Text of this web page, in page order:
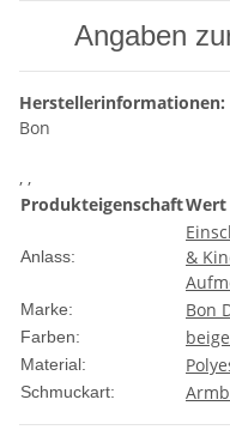
Angaben
Herstellerinformationen:
Bon
, ,
ProdukteigenschaftWert
Anlass:
&
Marke: Bon
Farben:
Material:
Schmuckart: